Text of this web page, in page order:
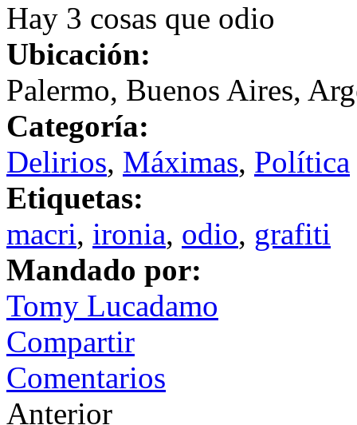
Hay 3 cosas que odio
Ubicación:
Palermo, Buenos Aires,
Categoría:
Delirios, Máximas, Política
Etiquetas:
macri, ironia, odio, grafiti
Mandado por:
Tomy Lucadamo
Compartir
Comentarios
Anterior